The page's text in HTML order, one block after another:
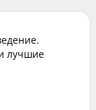
лучшие